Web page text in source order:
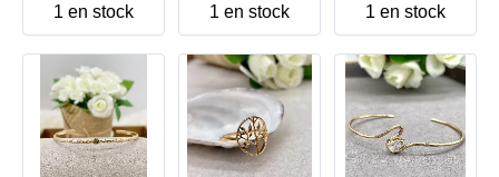
1 en stock 1 en stock 1 en stock